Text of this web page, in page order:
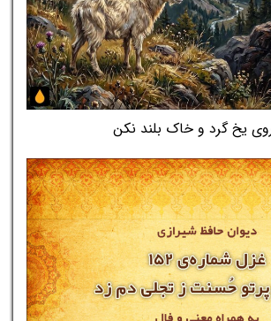
یخ گرد و خاک بلند نکن